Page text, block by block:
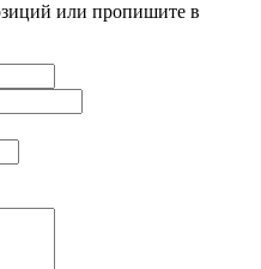
или пропишите в